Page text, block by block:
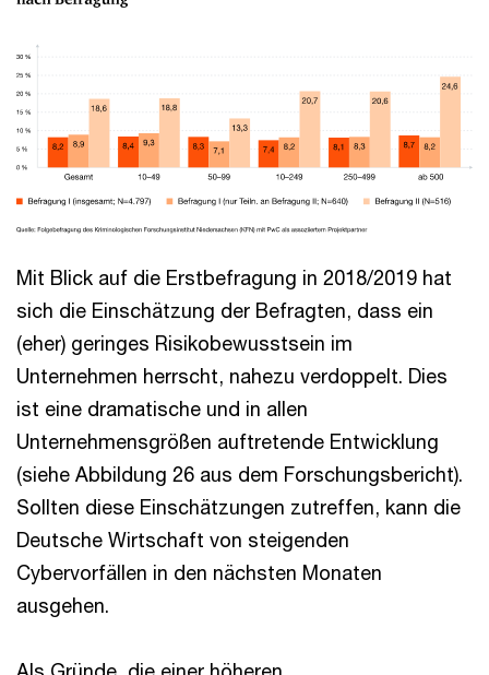
Mit Blick auf die Erstbefragung in 2018/2019 hat
sich die Einschätzung der Befragten, dass ein
(eher) geringes Risikobewusstsein im
Unternehmen herrscht, nahezu verdoppelt. Dies
ist eine dramatische und in allen
Unternehmensgrößen auftretende Entwicklung
(siehe Abbildung 26 aus dem Forschungsbericht).
Sollten diese Einschätzungen zutreffen, kann die
Deutsche Wirtschaft von steigenden
Cybervorfällen in den nächsten Monaten
ausgehen.